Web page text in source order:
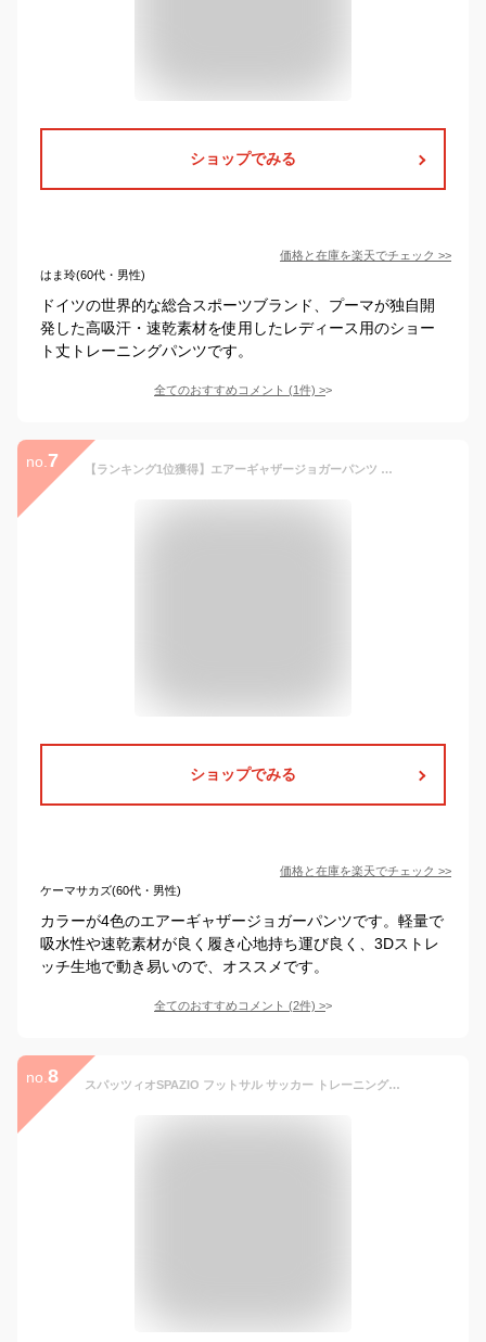
ショップでみる
価格と在庫を楽天でチェック >>
はま玲(60代・男性)
ドイツの世界的な総合スポーツブランド、プーマが独自開
発した高吸汗・速乾素材を使用したレディース用のショー
ト丈トレーニングパンツです。
全てのおすすめコメント (1件) >
no. 7 【ランキング1位獲得】エアーギャザージョガーパンツ レディース ジョガーパンツ スッキリライン トレーニングパンツ スポーツウェア パンツ ジム ウェアパンツ フィットネスウェア スポーツウェア ヨガ ダンス ピラティス ジャージ スウェット 速乾 吸汗 伸縮 おしゃれ
ショップでみる
価格と在庫を楽天でチェック >>
ケーマサカズ(60代・男性)
カラーが4色のエアーギャザージョガーパンツです。軽量で
吸水性や速乾素材が良く履き心地持ち運び良く、3Dストレ
ッチ生地で動き易いので、オススメです。
全てのおすすめコメント (2件) >
no. 8 スパッツィオSPAZIO フットサル サッカー トレーニングパンツ 7分丈パンツ メンズ 男性用 レディース 女性用 GE0809